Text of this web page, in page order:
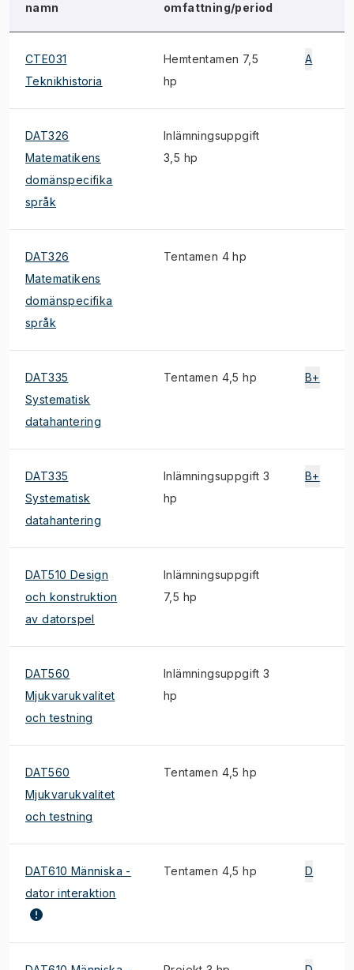
namn omfattning/period
CTE031
Teknikhistoria
Hemtentamen 7,5
hp
A
DAT326
Matematikens
domänspecifika
språk
Inlämningsuppgift
3,5 hp
DAT326
Matematikens
domänspecifika
språk
Tentamen 4 hp
DAT335
Systematisk
datahantering
Tentamen 4,5 hp B+
DAT335
Systematisk
datahantering
Inlämningsuppgift 3
hp
B+
DAT510 Design
och konstruktion
av datorspel
Inlämningsuppgift
7,5 hp
DAT560
Mjukvarukvalitet
och testning
Inlämningsuppgift 3
hp
DAT560
Mjukvarukvalitet
och testning
Tentamen 4,5 hp
DAT610 Människa -
dator interaktion
Tentamen 4,5 hp D